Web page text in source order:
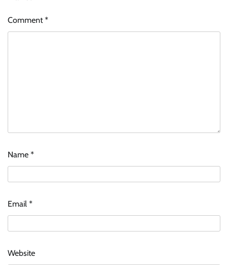
Comment*
Name *
Email *
Website